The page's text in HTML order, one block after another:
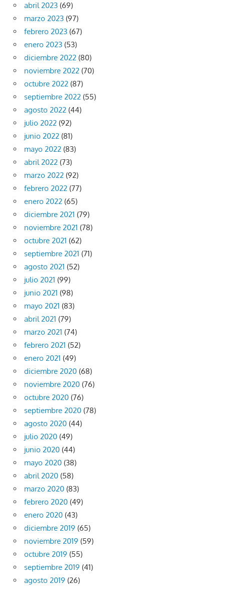
abril 2023 (69)
marzo 2023 (97)
febrero 2023 (67)
enero 2023 (53)
diciembre 2022 (80)
noviembre 2022 (70)
octubre 2022 (87)
septiembre 2022 (55)
agosto 2022 (44)
julio 2022 (92)
junio 2022 (81)
mayo 2022 (83)
abril 2022 (73)
marzo 2022 (92)
febrero 2022 (77)
enero 2022 (65)
diciembre 2021 (79)
noviembre 2021 (78)
octubre 2021 (62)
septiembre 2021 (71)
agosto 2021 (52)
julio 2021 (99)
junio 2021 (98)
mayo 2021 (83)
abril 2021 (79)
marzo 2021 (74)
febrero 2021 (52)
enero 2021 (49)
diciembre 2020 (68)
noviembre 2020 (76)
octubre 2020 (76)
septiembre 2020 (78)
agosto 2020 (44)
julio 2020 (49)
junio 2020 (44)
mayo 2020 (38)
abril 2020 (58)
marzo 2020 (83)
febrero 2020 (49)
enero 2020 (43)
diciembre 2019 (65)
noviembre 2019 (59)
octubre 2019 (55)
septiembre 2019 (41)
agosto 2019 (26)